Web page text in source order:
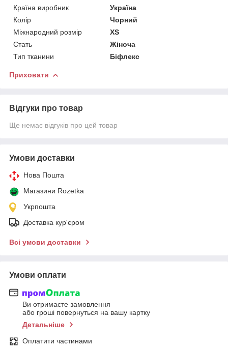
Країна виробник
Україна
Колір
Чорний
Міжнародний розмір
XS
Стать
Жіноча
Тип тканини
Біфлекс
Приховати
Відгуки про товар
Ще немає відгуків про цей товар
Умови доставки
Нова Пошта
Магазини Rozetka
Укрпошта
Доставка кур'єром
Всі умови доставки
Умови оплати
Ви отримаєте замовлення
або гроші повернуться на вашу картку
Детальніше
Оплатити частинами